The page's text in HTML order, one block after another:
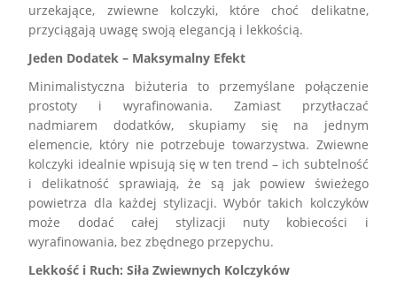
urzekające, zwiewne kolczyki, które choć delikatne,
przyciągają uwagę swoją elegancją i lekkością.
Jeden Dodatek – Maksymalny Efekt
Minimalistyczna biżuteria to przemyślane połączenie
prostoty i wyrafinowania. Zamiast przytłaczać
nadmiarem dodatków, skupiamy się na jednym
elemencie, który nie potrzebuje towarzystwa. Zwiewne
kolczyki idealnie wpisują się w ten trend – ich subtelność
i delikatność sprawiają, że są jak powiew świeżego
powietrza dla każdej stylizacji. Wybór takich kolczyków
może dodać całej stylizacji nuty kobiecości i
wyrafinowania, bez zbędnego przepychu.
Lekkość i Ruch: Siła Zwiewnych Kolczyków